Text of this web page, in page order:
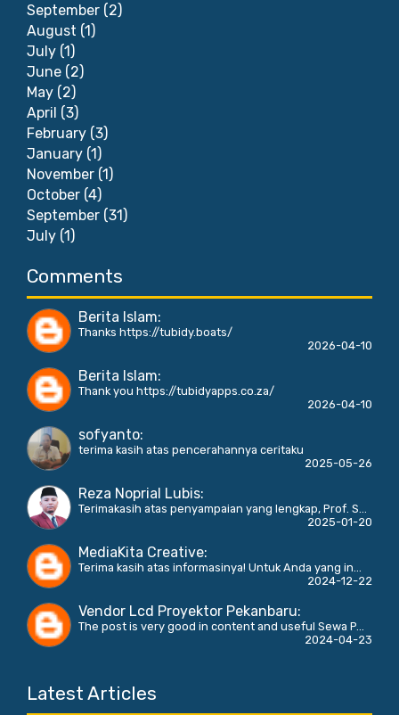
September (2)
August (1)
July (1)
June (2)
May (2)
April (3)
February (3)
January (1)
November (1)
October (4)
September (31)
July (1)
Comments
Berita Islam:
Thanks https://tubidy.boats/
2026-04-10
Berita Islam:
Thank you https://tubidyapps.co.za/
2026-04-10
sofyanto:
terima kasih atas pencerahannya ceritaku
2025-05-26
Reza Noprial Lubis:
Terimakasih atas penyampaian yang lengkap, Prof. S...
2025-01-20
MediaKita Creative:
Terima kasih atas informasinya! Untuk Anda yang in...
2024-12-22
Vendor Lcd Proyektor Pekanbaru:
The post is very good in content and useful Sewa P...
2024-04-23
Latest Articles